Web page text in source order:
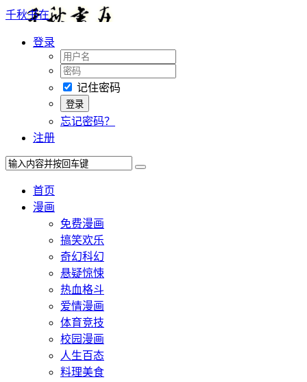
千秋书在
登录
记住密码
忘记密码？
注册
首页
漫画
免费漫画
搞笑欢乐
奇幻科幻
悬疑惊悚
热血格斗
爱情漫画
体育竞技
校园漫画
人生百态
料理美食